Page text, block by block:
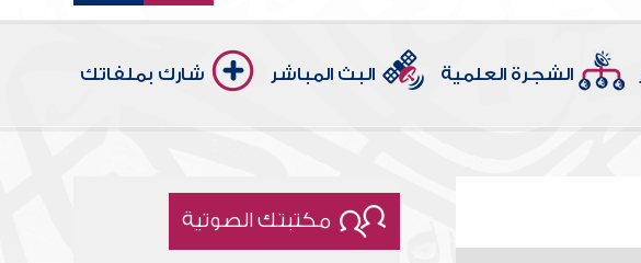
الشجرة العلمية البث المباشر شارك بملفاتك
مكتبتك الصوتية